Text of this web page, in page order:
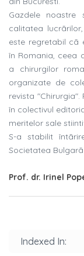
Gazdele
calitatea
este regretabil cã
în Romania, ceea
a chirurgilor
organizate de
revista
în colectivul
meritelor sale
S-a stabilit
Societatea
Prof. dr. Irinel
Indexed In: